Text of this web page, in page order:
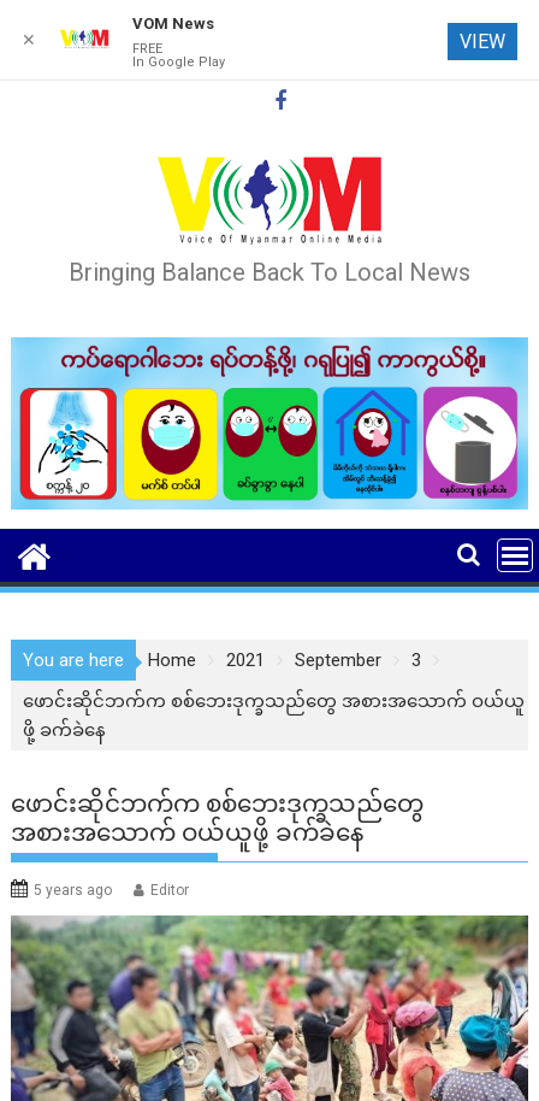
Bringing Balance Back To Local News
You are here Home 2021 September
3
ဖောင်းဆိုင်ဘက်က စစ်ဘေးဒုက္ခသည်တွေ အစားအသောက် ဝယ်ယူ
ဖို့ ခက်ခဲနေ
ဖောင်းဆိုင်ဘက်က စစ်ဘေးဒုက္ခသည်တွေ
အစားအသောက် ဝယ်ယူဖို့ ခက်ခဲနေ
5 years ago Editor
✕
VOM News
FREE
In Google Play
VIEW